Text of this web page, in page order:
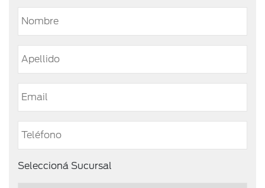
Seleccioná Sucursal